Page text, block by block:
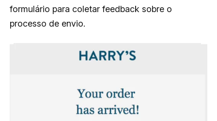
formulário para coletar feedback sobre o
processo de envio.